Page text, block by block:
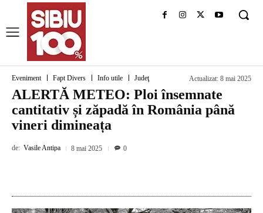
Eveniment Fapt Divers Info utile Judeţ Actualizat: 8 mai 2025
ALERTĂ METEO: Ploi însemnate
cantitativ și zăpadă în România până
vineri dimineața
de: Vasile Antipa 8 mai 2025 0